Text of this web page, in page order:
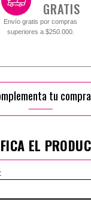
GRATIS
Envío gratis por compras
superiores a $250.000.
tu compra
EL